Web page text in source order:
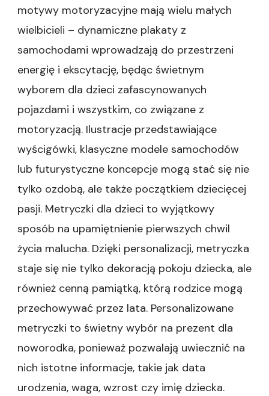
motywy motoryzacyjne mają wielu małych
wielbicieli – dynamiczne plakaty z
samochodami wprowadzają do przestrzeni
energię i ekscytację, będąc świetnym
wyborem dla dzieci zafascynowanych
pojazdami i wszystkim, co związane z
motoryzacją. Ilustracje przedstawiające
wyścigówki, klasyczne modele samochodów
lub futurystyczne koncepcje mogą stać się nie
tylko ozdobą, ale także początkiem dziecięcej
pasji. Metryczki dla dzieci to wyjątkowy
sposób na upamiętnienie pierwszych chwil
życia malucha. Dzięki personalizacji, metryczka
staje się nie tylko dekoracją pokoju dziecka, ale
również cenną pamiątką, którą rodzice mogą
przechowywać przez lata. Personalizowane
metryczki to świetny wybór na prezent dla
noworodka, ponieważ pozwalają uwiecznić na
nich istotne informacje, takie jak data
urodzenia, waga, wzrost czy imię dziecka.